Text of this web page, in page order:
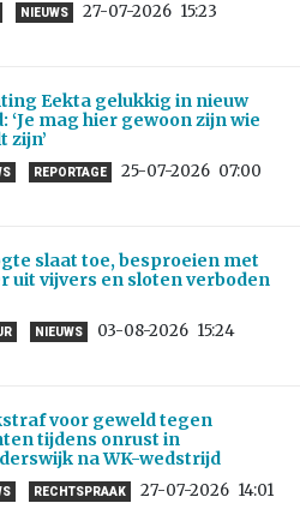
NIEUWS 27-07-2026 15:23
Eekta gelukkig in nieuw
‘Je mag hier gewoon zijn wie
zijn’
REPORTAGE 25-07-2026 07:00
slaat toe, besproeien met
uit vijvers en sloten verboden
NIEUWS 03-08-2026 15:24
voor geweld tegen
tijdens onrust in
na WK-wedstrijd
RECHTSPRAAK 27-07-2026 14:01